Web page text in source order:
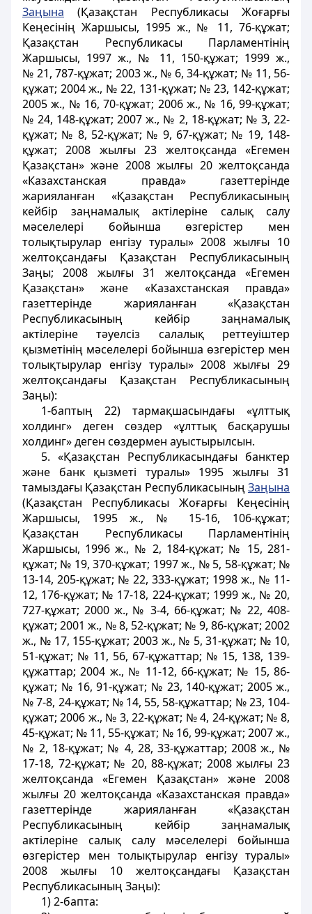
Заңына (Қазақстан Республикасы Жоғарғы
Кеңесінің Жаршысы, 1995 ж., № 11, 76-құжат;
Қазақстан Республикасы Парламентінің
Жаршысы, 1997 ж., № 11, 150-құжат; 1999 ж.,
№ 21, 787-құжат; 2003 ж., № 6, 34-құжат; № 11, 56-
құжат; 2004 ж., № 22, 131-құжат; № 23, 142-құжат;
2005 ж., № 16, 70-құжат; 2006 ж., № 16, 99-құжат;
№ 24, 148-құжат; 2007 ж., № 2, 18-құжат; № 3, 22-
құжат; № 8, 52-құжат; № 9, 67-құжат; № 19, 148-
құжат; 2008 жылғы 23 желтоқсанда «Егемен
Қазақстан» және 2008 жылғы 20 желтоқсанда
«Казахстанская правда» газеттерінде
жарияланған «Қазақстан Республикасының
кейбір заңнамалық актілеріне салық салу
мәселелері бойынша өзгерістер мен
толықтырулар енгізу туралы» 2008 жылғы 10
желтоқсандағы Қазақстан Республикасының
Заңы; 2008 жылғы 31 желтоқсанда «Егемен
Қазақстан» және «Казахстанская правда»
газеттерінде жарияланған «Қазақстан
Республикасының кейбір заңнамалық
актілеріне тәуелсіз салалық реттеуіштер
қызметінің мәселелері бойынша өзгерістер мен
толықтырулар енгізу туралы» 2008 жылғы 29
желтоқсандағы Қазақстан Республикасының
Заңы):
1-баптың 22) тармақшасындағы «ұлттық
холдинг» деген сөздер «ұлттық басқарушы
холдинг» деген сөздермен ауыстырылсын.
5. «Қазақстан Республикасындағы банктер
және банк қызметі туралы» 1995 жылғы 31
тамыздағы Қазақстан РеспубликасыныңЗаңына
(Қазақстан Республикасы Жоғарғы Кеңесінің
Жаршысы, 1995 ж., № 15-16, 106-құжат;
Қазақстан Республикасы Парламентінің
Жаршысы, 1996 ж., № 2, 184-құжат; № 15, 281-
құжат; № 19, 370-құжат; 1997 ж., № 5, 58-құжат; №
13-14, 205-құжат; № 22, 333-құжат; 1998 ж., № 11-
12, 176-құжат; № 17-18, 224-құжат; 1999 ж., № 20,
727-құжат; 2000 ж., № 3-4, 66-құжат; № 22, 408-
құжат; 2001 ж., № 8, 52-құжат; № 9, 86-құжат; 2002
ж., № 17, 155-құжат; 2003 ж., № 5, 31-құжат; № 10,
51-құжат; № 11, 56, 67-құжаттар; № 15, 138, 139-
құжаттар; 2004 ж., № 11-12, 66-құжат; № 15, 86-
құжат; № 16, 91-құжат; № 23, 140-құжат; 2005 ж.,
№ 7-8, 24-құжат; № 14, 55, 58-құжаттар; № 23, 104-
құжат; 2006 ж., № 3, 22-құжат; № 4, 24-құжат; № 8,
45-құжат; № 11, 55-құжат; № 16, 99-құжат; 2007 ж.,
№ 2, 18-құжат; № 4, 28, 33-құжаттар; 2008 ж., №
17-18, 72-құжат; № 20, 88-құжат; 2008 жылғы 23
желтоқсанда «Егемен Қазақстан» және 2008
жылғы 20 желтоқсанда «Казахстанская правда»
газеттерінде жарияланған «Қазақстан
Республикасының кейбір заңнамалық
актілеріне салық салу мәселелері бойынша
өзгерістер мен толықтырулар енгізу туралы»
2008 жылғы 10 желтоқсандағы Қазақстан
Республикасының Заңы):
1) 2-бапта: